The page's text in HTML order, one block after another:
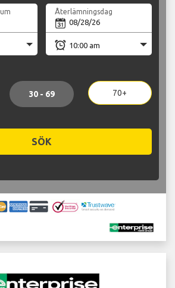
Återlämningsdag
30 - 69 70+
SÖK